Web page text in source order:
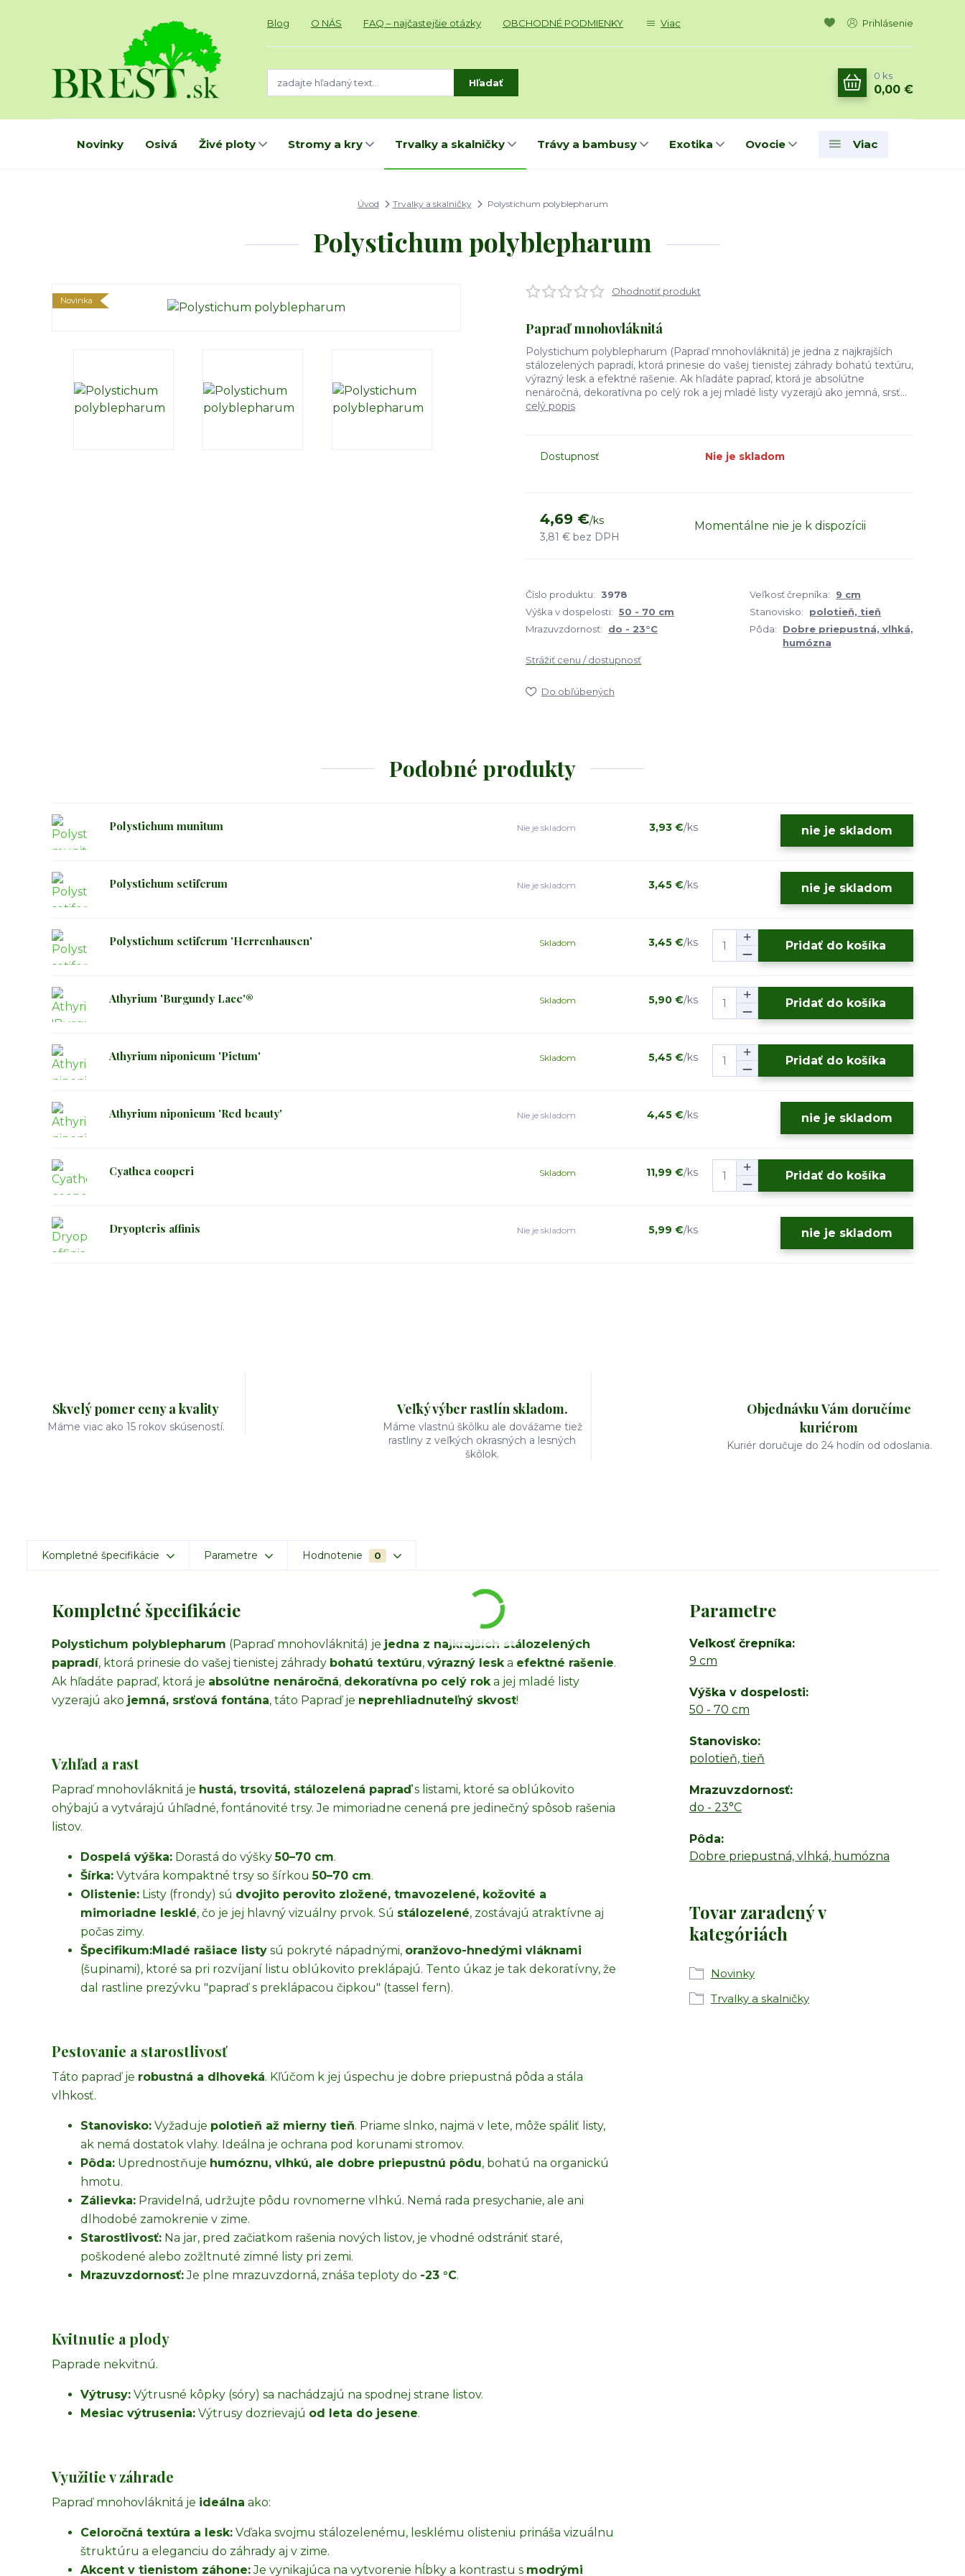
Blog O NÁS FAQ – najčastejšie otázky OBCHODNÉ PODMIENKY Viac Prihlásenie
Hľadať
0 ks
0,00 €
Novinky Osivá Živé ploty Stromy a kry Trvalky a skalničky Trávy a bambusy Exotika Ovocie Viac
Úvod Trvalky a skalničky Polystichum polyblepharum
Polystichum polyblepharum
Novinka
Ohodnotiť produkt
Papraď mnohovláknitá
Polystichum polyblepharum (Papraď mnohovláknitá) je jedna z najkrajších
stálozelených papradí, ktorá prinesie do vašej tienistej záhrady bohatú textúru,
výrazný lesk a efektné rašenie. Ak hľadáte papraď, ktorá je absolútne
nenáročná, dekoratívna po celý rok a jej mladé listy vyzerajú ako jemná, srsť...
celý popis
Dostupnosť Nie je skladom
4,69 €/ks
3,81 € bez DPH
Momentálne nie je k dispozícii
Číslo produktu: 3978 Veľkosť črepníka:
9 cm
Výška v dospelosti: 50 - 70 cm Stanovisko:
polotieň, tieň
Mrazuvzdornosť:
do - 23°C Pôda:
Dobre priepustná, vlhká,
humózna
Strážiť cenu / dostupnosť
Do obľúbených
Podobné produkty
Polystichum munitum 3,93 €/ks
Nie je skladom nie je skladom
Polystichum setiferum 3,45 €/ks
Nie je skladom nie je skladom
Polystichum setiferum 'Herrenhausen' 3,45 €/ks
Skladom Pridať do košíka
Athyrium 'Burgundy Lace'® 5,90 €/ks
Skladom Pridať do košíka
Athyrium niponicum 'Pictum' 5,45 €/ks
Skladom Pridať do košíka
Athyrium niponicum 'Red beauty' 4,45 €/ks
Nie je skladom nie je skladom
Cyathea cooperi 11,99 €/ks
Skladom Pridať do košíka
Dryopteris affinis 5,99 €/ks
Nie je skladom nie je skladom
Skvelý pomer ceny a kvality
Máme viac ako 15 rokov skúseností.
Veľký výber rastlín skladom.
Máme vlastnú škôlku ale dovážame tiež
rastliny z veľkých okrasných a lesných
škôlok.
Objednávku Vám doručíme
kuriérom
Kuriér doručuje do 24 hodín od odoslania.
Kompletné špecifikácie Parametre Hodnotenie 0
Kompletné špecifikácie
Polystichum polyblepharum (Papraď mnohovláknitá) je jedna z najkrajších stálozelených
papradí, ktorá prinesie do vašej tienistej záhrady bohatú textúru, výrazný leska efektné rašenie.
Ak hľadáte papraď, ktorá je absolútne nenáročná, dekoratívna po celý roka jej mladé listy
vyzerajú ako jemná, srsťová fontána, táto Papraď je neprehliadnuteľný skvost!
Vzhľad a rast
Papraď mnohovláknitá je hustá, trsovitá, stálozelená papraďs listami, ktoré sa oblúkovito
ohýbajú a vytvárajú úhľadné, fontánovité trsy. Je mimoriadne cenená pre jedinečný spôsob rašenia
listov.
Dospelá výška: Dorastá do výšky50–70 cm.
Šírka: Vytvára kompaktné trsy so šírkou50–70 cm.
Olistenie: Listy (frondy) sú dvojito perovito zložené, tmavozelené, kožovité a
mimoriadne lesklé, čo je jej hlavný vizuálny prvok. Sú stálozelené, zostávajú atraktívne aj
počas zimy.
Špecifikum:Mladé rašiace listy sú pokryté nápadnými, oranžovo-hnedými vláknami
(šupinami), ktoré sa pri rozvíjaní listu oblúkovito preklápajú. Tento úkaz je tak dekoratívny, že
dal rastline prezývku "papraď s preklápacou čipkou" (tassel fern).
Pestovanie a starostlivosť
Táto papraď je robustná a dlhoveká. Kľúčom k jej úspechu je dobre priepustná pôda a stála
vlhkosť.
Stanovisko: Vyžaduje polotieň až mierny tieň. Priame slnko, najmä v lete, môže spáliť listy,
ak nemá dostatok vlahy. Ideálna je ochrana pod korunami stromov.
Pôda: Uprednostňuje humóznu, vlhkú, ale dobre priepustnú pôdu, bohatú na organickú
hmotu.
Zálievka: Pravidelná, udržujte pôdu rovnomerne vlhkú. Nemá rada presychanie, ale ani
dlhodobé zamokrenie v zime.
Starostlivosť: Na jar, pred začiatkom rašenia nových listov, je vhodné odstrániť staré,
poškodené alebo zožltnuté zimné listy pri zemi.
Mrazuvzdornosť:Je plne mrazuvzdorná, znáša teploty do -23 °C.
Kvitnutie a plody
Paprade nekvitnú.
Výtrusy: Výtrusné kôpky (sóry) sa nachádzajú na spodnej strane listov.
Mesiac výtrusenia: Výtrusy dozrievajú od leta do jesene.
Využitie v záhrade
Papraď mnohovláknitá je ideálna ako:
Celoročná textúra a lesk: Vďaka svojmu stálozelenému, lesklému olisteniu prináša vizuálnu
štruktúru a eleganciu do záhrady aj v zime.
Akcent v tienistom záhone:Je vynikajúca na vytvorenie hĺbky a kontrastu s modrými
Parametre
Veľkosť črepníka
9 cm
Výška v dospelosti
50 - 70 cm
Stanovisko
polotieň, tieň
Mrazuvzdornosť
do - 23°C
Pôda
Dobre priepustná, vlhká, humózna
Tovar zaradený v
kategóriách
Novinky
Trvalky a skalničky